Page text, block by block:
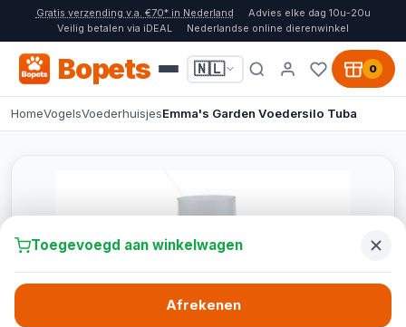
Gratis verzending v.a. €70* in Nederland
Advies elke dag 10u-20u
Veilig betalen via iDEAL
Nederlandse online dierenwinkel
Bopets 🇳🇱 0
HomeVogelsVoederhuisjesEmma's Garden Voedersilo Tuba
Toegevoegd aan winkelwagen
Afrekenen